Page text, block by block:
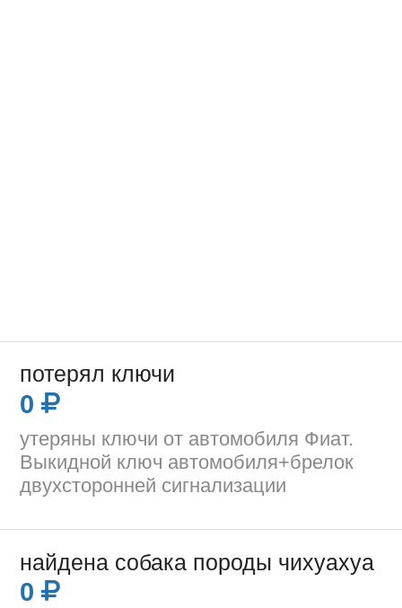
потерял ключи
0
утеряны ключи от автомобиля Фиат.
Выкидной ключ автомобиля+брелок
двухсторонней сигнализации
найдена собака породы чихуахуа
0